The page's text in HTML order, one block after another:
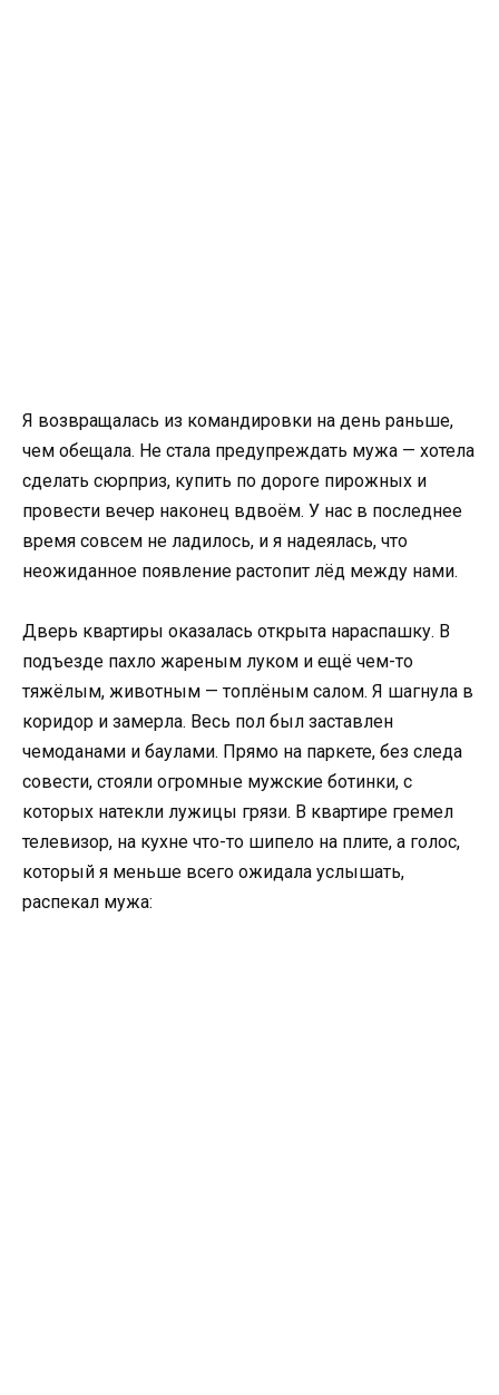
Я возвращалась из командировки на день раньше,
чем обещала. Не стала предупреждать мужа — хотела
сделать сюрприз, купить по дороге пирожных и
провести вечер наконец вдвоём. У нас в последнее
время совсем не ладилось, и я надеялась, что
неожиданное появление растопит лёд между нами.
Дверь квартиры оказалась открыта нараспашку. В
подъезде пахло жареным луком и ещё чем-то
тяжёлым, животным — топлёным салом. Я шагнула в
коридор и замерла. Весь пол был заставлен
чемоданами и баулами. Прямо на паркете, без следа
совести, стояли огромные мужские ботинки, с
которых натекли лужицы грязи. В квартире гремел
телевизор, на кухне что-то шипело на плите, а голос,
который я меньше всего ожидала услышать,
распекал мужа: